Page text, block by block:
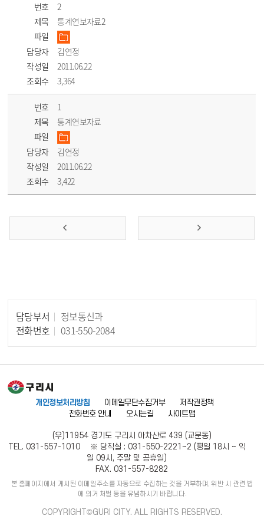
번호
2
제목
통계연보자료2
파일
담당자
김연정
작성일
2011.06.22
조회수
3,364
번호
1
제목
통계연보자료
파일
담당자
김연정
작성일
2011.06.22
조회수
3,422
담당부서
정보통신과
전화번호
031-550-2084
개인정보처리방침 이메일무단수집거부
저작권정책
전화번호 안내
오시는길 사이트맵
(우)11954 경기도 구리시 아차산로 439 (교문동)
TEL. 031-557-1010 ※ 당직실 : 031-550-2221~2 (평일 18시 ~ 익
일 09시, 주말 및 공휴일)
FAX. 031-557-8282
본 홈페이지에서 게시된 이메일주소를 자동으로 수집하는 것을 거부하며, 위반 시 관련 법
에 의거 처벌 등을 유념하시기 바랍니다.
COPYRIGHT©GURI CITY. ALL RIGHTS RESERVED.